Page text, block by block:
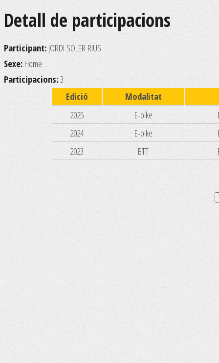
Detall de participacions
Participant: JORDI SOLER RIUS
Sexe: Home
Participacions:3
Edició
Modalitat
2025
E-bike
2024
E-bike
2023
BTT